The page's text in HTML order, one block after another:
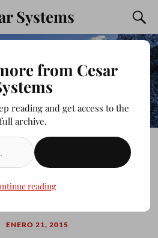
Systems
ERROR DE
2014.11
ENERO 21, 2015
from Cesar
reading and get access to the
full archive.
reading